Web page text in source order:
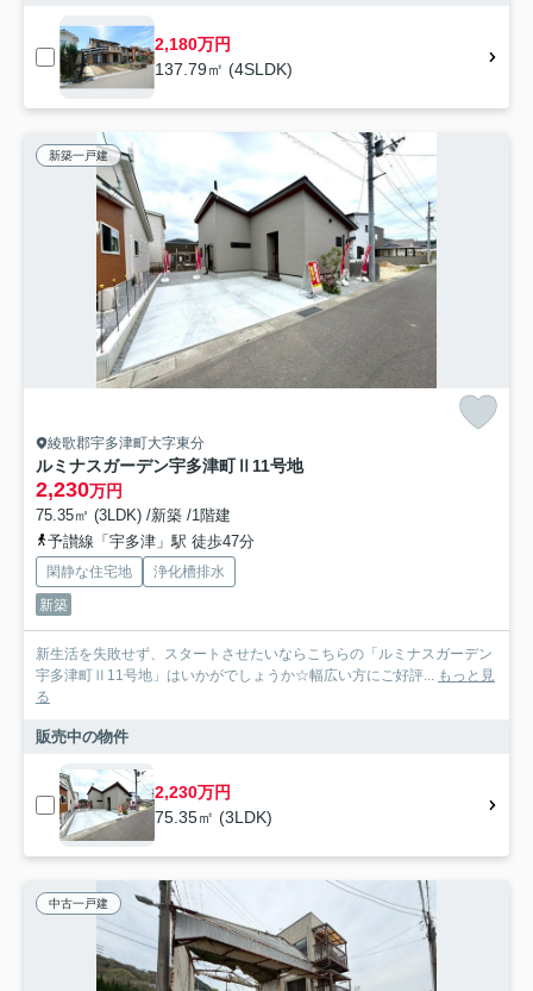
2,180万円
137.79㎡ (4SLDK)
新築一戸建
綾歌郡宇多津町大字東分
ルミナスガーデン宇多津町Ⅱ11号地
2,230万円
75.35㎡ (3LDK) /新築 /1階建
予讃線「宇多津」駅 徒歩47分
閑静な住宅地
浄化槽排水
新築
新生活を失敗せず、スタートさせたいならこちらの「ルミナスガーデン
宇多津町Ⅱ11号地」はいかがでしょうか☆幅広い方にご好評... もっと見
る
販売中の物件
2,230万円
75.35㎡ (3LDK)
中古一戸建